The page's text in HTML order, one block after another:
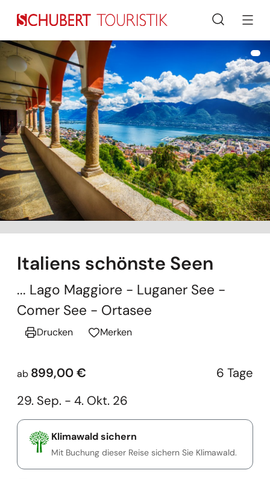
Suche
Italiens schönste Seen
... Lago Maggiore - Luganer See -
Comer See - Ortasee
Drucken Merken
ab 899,00 €
6 Tage
29. Sep. - 4. Okt. 26
Klimawald sichern
Mit Buchung dieser Reise sichern Sie Klimawald.